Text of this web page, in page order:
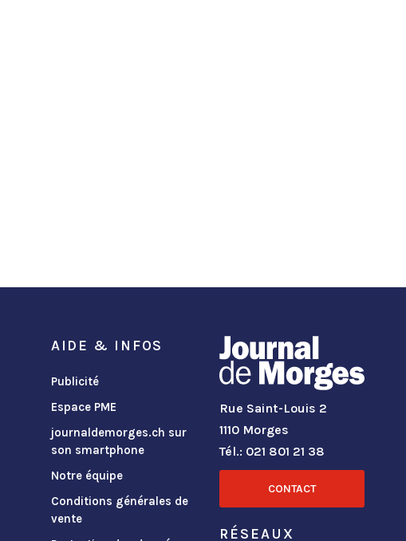
AIDE & INFOS
Publicité
Espace PME
journaldemorges.ch sur
son smartphone
Notre équipe
Conditions générales de
vente
Rue Saint-Louis 2
1110 Morges
Tél.: 021 801 21 38
CONTACT
RÉSEAUX